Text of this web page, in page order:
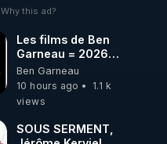
Why this ad?
Les films de Ben
Garneau = 2026-
08-08
Ben Garneau
10 hours ago
1.1 k
views
SOUS SERMENT,